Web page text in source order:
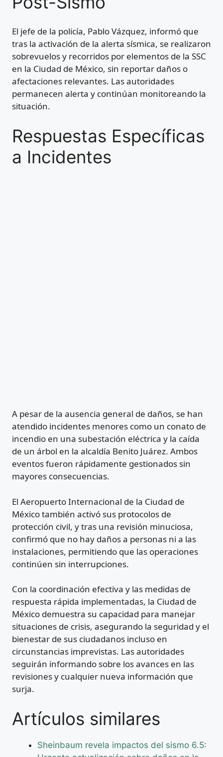
El jefe de la policía, Pablo Vázquez, informó que
tras la activación de la alerta sísmica, se realizaron
sobrevuelos y recorridos por elementos de la SSC
en la Ciudad de México, sin reportar daños o
afectaciones relevantes. Las autoridades
permanecen alerta y continúan monitoreando la
situación.
Respuestas Específicas
a Incidentes
A pesar de la ausencia general de daños, se han
atendido incidentes menores como un conato de
incendio en una subestación eléctrica y la caída
de un árbol en la alcaldía Benito Juárez. Ambos
eventos fueron rápidamente gestionados sin
mayores consecuencias.
El Aeropuerto Internacional de la Ciudad de
México también activó sus protocolos de
protección civil, y tras una revisión minuciosa,
confirmó que no hay daños a personas ni a las
instalaciones, permitiendo que las operaciones
continúen sin interrupciones.
Con la coordinación efectiva y las medidas de
respuesta rápida implementadas, la Ciudad de
México demuestra su capacidad para manejar
situaciones de crisis, asegurando la seguridad y el
bienestar de sus ciudadanos incluso en
circunstancias imprevistas. Las autoridades
seguirán informando sobre los avances en las
revisiones y cualquier nueva información que
surja.
Artículos similares
Sheinbaum revela impactos del sismo 6.5: